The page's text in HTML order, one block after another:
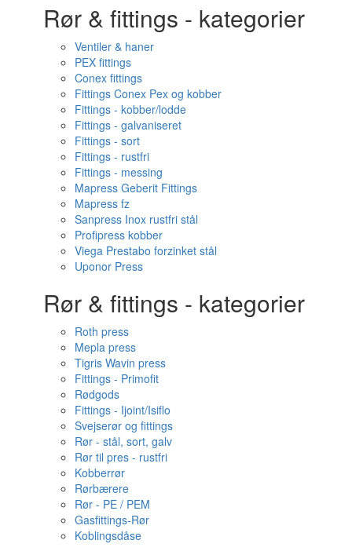
Rør & fittings - kategorier
Ventiler & haner
PEX fittings
Conex fittings
Fittings Conex Pex og kobber
Fittings - kobber/lodde
Fittings - galvaniseret
Fittings - sort
Fittings - rustfri
Fittings - messing
Mapress Geberit Fittings
Mapress fz
Sanpress Inox rustfri stål
Profipress kobber
Viega Prestabo forzinket stål
Uponor Press
Rør & fittings - kategorier
Roth press
Mepla press
Tigris Wavin press
Fittings - Primofit
Rødgods
Fittings - Ijoint/Isiflo
Svejserør og fittings
Rør - stål, sort, galv
Rør til pres - rustfri
Kobberrør
Rørbærere
Rør - PE / PEM
Gasfittings-Rør
Koblingsdåse